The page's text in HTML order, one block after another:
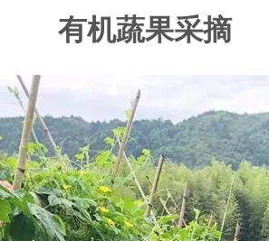
有机蔬果采摘